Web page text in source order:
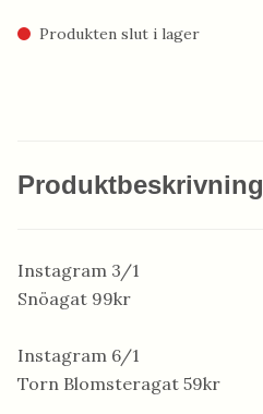
Produkten slut i lager
Produktbeskrivning
Instagram 3/1
Snöagat 99kr
Instagram 6/1
Torn Blomsteragat 59kr